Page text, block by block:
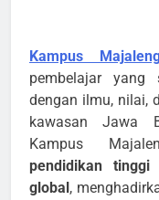
Kampus
pembelajar yang
dengan ilmu, nilai,
kawasan Jawa
Kampus
pendidikan
global,